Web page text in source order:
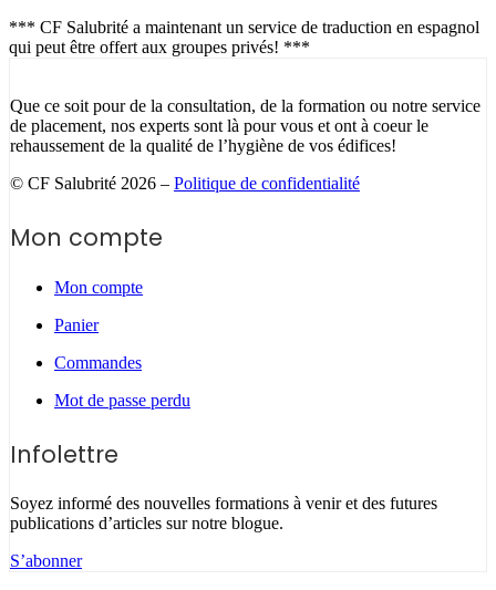
*** CF Salubrité a maintenant un service de traduction en espagnol
qui peut être offert aux groupes privés! ***
Que ce soit pour de la consultation, de la formation ou notre service
de placement, nos experts sont là pour vous et ont à coeur le
rehaussement de la qualité de l’hygiène de vos édifices!
© CF Salubrité 2026 – Politique de confidentialité
Mon compte
Mon compte
Panier
Commandes
Mot de passe perdu
Infolettre
Soyez informé des nouvelles formations à venir et des futures
publications d’articles sur notre blogue.
S’abonner